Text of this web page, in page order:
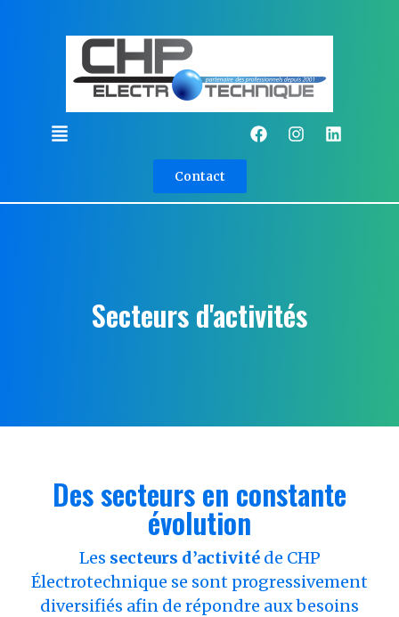
Contact
Secteurs d'activités
Des secteurs en constante
évolution
Les secteurs d’activitéde CHP
Électrotechnique se sont progressivement
diversifiés afin de répondre aux besoins